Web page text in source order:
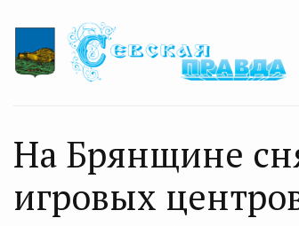
На Брянщине
игровых